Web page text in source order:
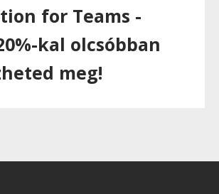
for Teams -
kal olcsóbban
meg!